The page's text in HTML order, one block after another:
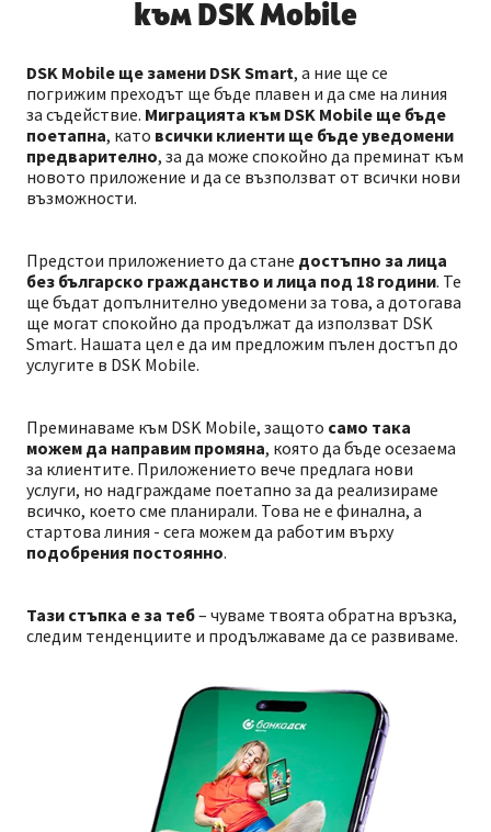
към DSK Mobile
DSK Mobile ще замени DSK Smart, а ние ще се
погрижим преходът ще бъде плавен и да сме на линия
за съдействие. Миграцията към DSK Mobile ще бъде
поетапна, като всички клиенти ще бъде уведомени
предварително, за да може спокойно да преминат към
новото приложение и да се възползват от всички нови
възможности.
Предстои приложението да стане достъпно за лица
без българско гражданство и лица под 18 години. Те
ще бъдат допълнително уведомени за това, а дотогава
ще могат спокойно да продължат да използват DSK
Smart. Нашата цел е да им предложим пълен достъп до
услугите в DSK Mobile.
Преминаваме към DSK Mobile, защото само така
можем да направим промяна, която да бъде осезаема
за клиентите. Приложението вече предлага нови
услуги, но надграждаме поетапно за да реализираме
всичко, което сме планирали. Това не е финална, а
стартова линия - сега можем да работим върху
подобрения постоянно.
Тази стъпка е за теб– чуваме твоята обратна връзка,
следим тенденциите и продължаваме да се развиваме.